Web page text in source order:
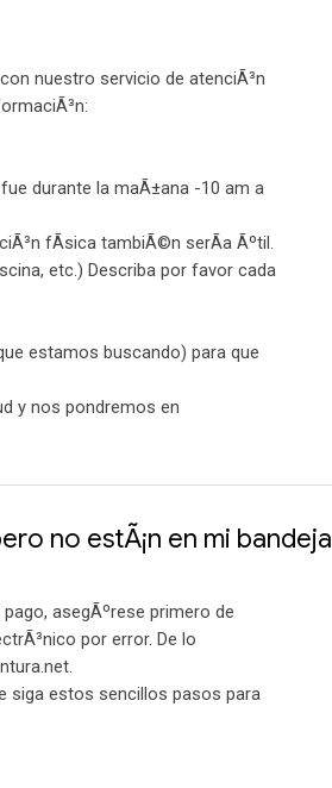
nuestro servicio de atenciÃ³n
durante la maÃ±ana -10 am a
fÃ­sica tambiÃ©n serÃ­a Ãºtil.
etc.) Describa por favor cada
estamos buscando) para que
y nos pondremos en
no estÃ¡n en mi bandeja
asegÃºrese primero de
por error. De lo
siga estos sencillos pasos para